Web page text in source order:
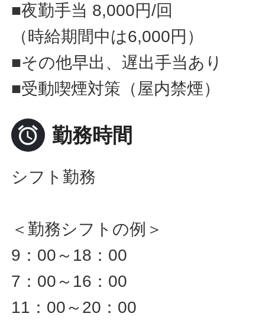
■夜勤手当 8,000円/回
（時給期間中は6,000円）
■その他早出、遅出手当あり
■受動喫煙対策（屋内禁煙）
 勤務時間
シフト勤務
＜勤務シフトの例＞
9：00～18：00
7：00～16：00
11：00～20：00